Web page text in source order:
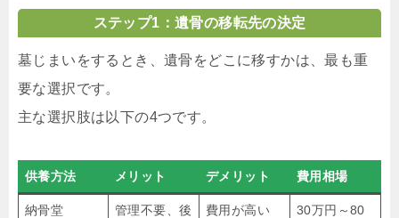
ステップ1：遺骨の移転先の決定
墓じまいをするとき、遺骨をどこに移すかは、最も重
要な選択です。
主な選択肢は以下の4つです。
供養方法 メリット デメリット 費用相場
納骨堂
管理不要、後
費用が高い
30万円～80